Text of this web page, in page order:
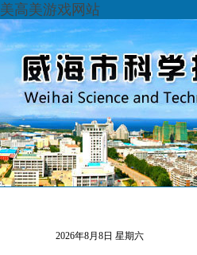
美高美游戏网站
2026年8月8日 星期六